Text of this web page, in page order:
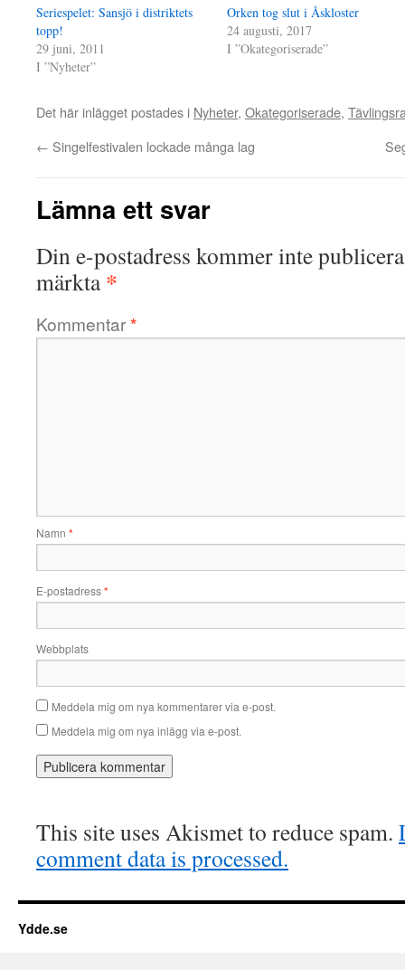
Seriespelet: Sansjö i distriktets
topp!
29 juni, 2011
I ”Nyheter”
Orken tog slut i Åskloster
24 augusti, 2017
I ”Okategoriserade”
Det här inlägget postades i Nyheter, Okategoriserade,
← Singelfestivalen lockade många lag
Lämna ett svar
Din e-postadress kommer inte
märkta*
Kommentar*
Namn *
E-postadress*
Webbplats
Meddela mig om nya kommentarer via e-post.
Meddela mig om nya inlägg via e-post.
This site uses Akismet to reduce spam.
comment data is processed.
Ydde.se